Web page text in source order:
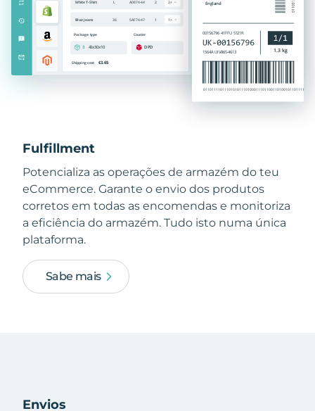
Fulfillment
Potencializa as operações de armazém do teu
eCommerce. Garante o envio dos produtos
corretos em todas as encomendas e monitoriza
a eficiência do armazém. Tudo isto numa única
plataforma.
Sabe mais
Envios